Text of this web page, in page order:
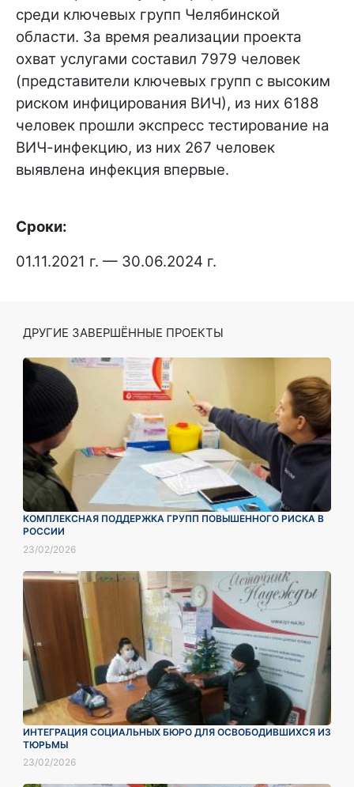
среди ключевых групп Челябинской
области. За время реализации проекта
охват услугами составил 7979 человек
(представители ключевых групп с высоким
риском инфицирования ВИЧ), из них 6188
человек прошли экспресс тестирование на
ВИЧ-инфекцию, из них 267 человек
выявлена инфекция впервые.
Сроки:
01.11.2021 г. — 30.06.2024 г.
ДРУГИЕ ЗАВЕРШЁННЫЕ ПРОЕКТЫ
КОМПЛЕКСНАЯ ПОДДЕРЖКА ГРУПП ПОВЫШЕННОГО РИСКА В
РОССИИ
23/02/2026
ИНТЕГРАЦИЯ СОЦИАЛЬНЫХ БЮРО ДЛЯ ОСВОБОДИВШИХСЯ ИЗ
ТЮРЬМЫ
23/02/2026